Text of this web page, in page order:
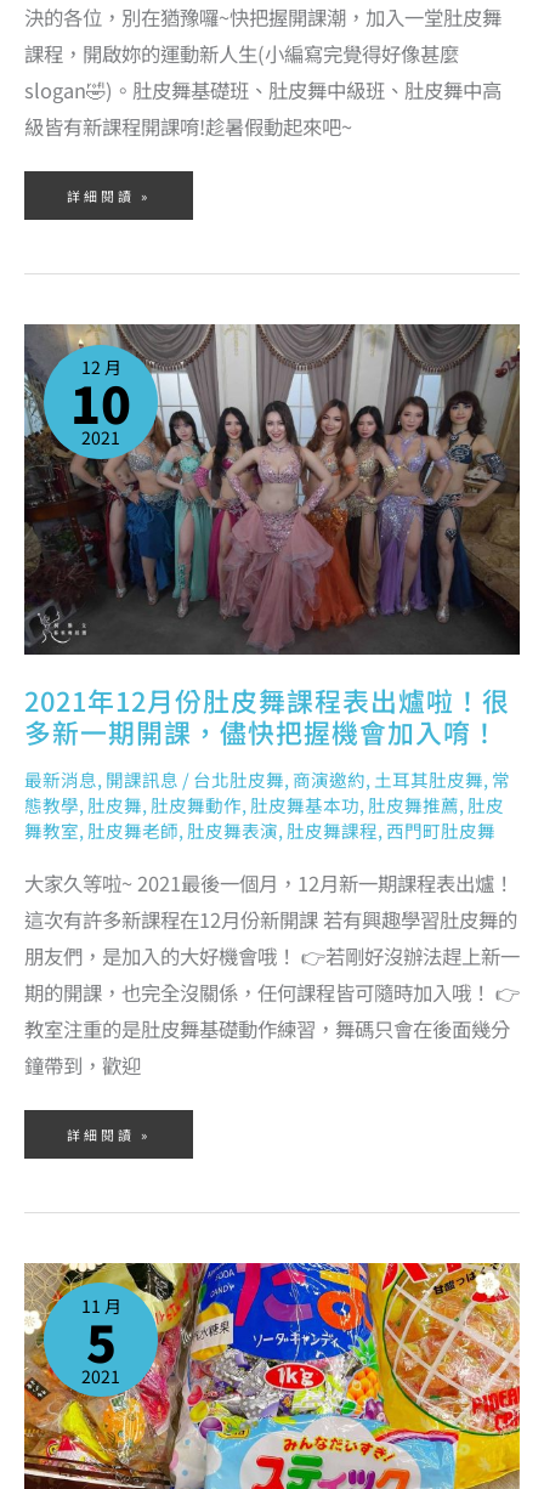
決的各位，別在猶豫囉~快把握開課潮，加入一堂肚皮舞
課程，開啟妳的運動新人生(小編寫完覺得好像甚麼
slogan🤣)。肚皮舞基礎班、肚皮舞中級班、肚皮舞中高
級皆有新課程開課唷!趁暑假動起來吧~
詳細閱讀 »
12 月
10
2021
2021年12月份肚皮舞課程表出爐啦！很
多新一期開課，儘快把握機會加入唷！
最新消息, 開課訊息 /台北肚皮舞, 商演邀約, 土耳其肚皮舞, 常
態教學, 肚皮舞, 肚皮舞動作, 肚皮舞基本功, 肚皮舞推薦, 肚皮
舞教室, 肚皮舞老師, 肚皮舞表演, 肚皮舞課程, 西門町肚皮舞
大家久等啦~ 2021最後一個月，12月新一期課程表出爐！
這次有許多新課程在12月份新開課 若有興趣學習肚皮舞的
朋友們，是加入的大好機會哦！ 👉若剛好沒辦法趕上新一
期的開課，也完全沒關係，任何課程皆可隨時加入哦！ 👉
教室注重的是肚皮舞基礎動作練習，舞碼只會在後面幾分
鐘帶到，歡迎
2021
年
12
肚
皮
舞
課
程
表
出
爐
啦！
很
多
新
一
期
開
課，
儘
快
把
握
機
會
加
詳細閱讀 »
11 月
5
2021
跳
肚
皮
幸，
完
的
零
食
等
著
大
家